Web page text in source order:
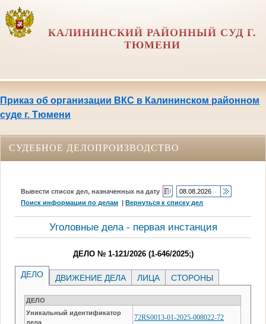
КАЛИНИНСКИЙ РАЙОННЫЙ СУД Г.
ТЮМЕНИ
Приказ об организации ВКС в Калининском районном
суде г. Тюмени
СУДЕБНОЕ ДЕЛОПРОИЗВОДСТВО
Вывести список дел, назначенных на дату
Поиск информации по делам |Вернуться к списку дел
Уголовные дела - первая инстанция
ДЕЛО № 1-121/2026 (1-646/2025;)
ДЕЛО ДВИЖЕНИЕ ДЕЛА ЛИЦА СТОРОНЫ
ДЕЛО
Уникальный идентификатор
дела
72RS0013-01-2025-008022-72